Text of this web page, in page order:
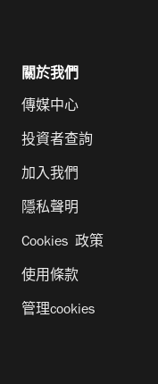
關於我們
傳媒中心
投資者查詢
加入我們
隱私聲明
Cookies 政策
使用條款
管理cookies